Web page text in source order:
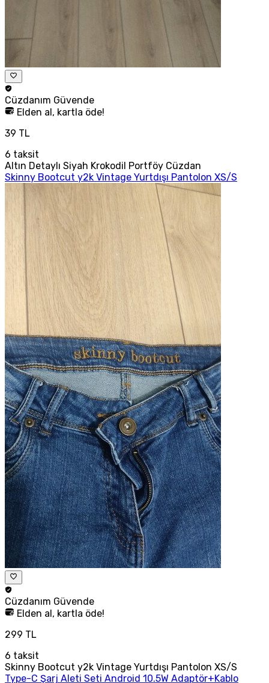
Cüzdanım Güvende
Elden al, kartla öde!
39 TL
6 taksit
Altın Detaylı Siyah Krokodil Portföy Cüzdan
Skinny Bootcut y2k Vintage Yurtdışı Pantolon XS/S
Cüzdanım Güvende
Elden al, kartla öde!
299 TL
6 taksit
Skinny Bootcut y2k Vintage Yurtdışı Pantolon XS/S
Type-C Şarj Aleti Seti Android 10.5W Adaptör+Kablo